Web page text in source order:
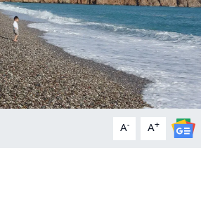
A- A+